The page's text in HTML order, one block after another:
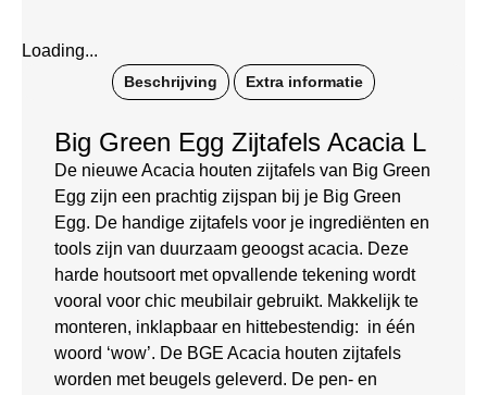
Loading...
Beschrijving Extra informatie
Big Green Egg Zijtafels Acacia L
De nieuwe Acacia houten zijtafels van Big Green
Egg zijn een prachtig zijspan bij je Big Green
Egg. De handige zijtafels voor je ingrediënten en
tools zijn van duurzaam geoogst acacia. Deze
harde houtsoort met opvallende tekening wordt
vooral voor chic meubilair gebruikt. Makkelijk te
monteren, inklapbaar en hittebestendig: in één
woord ‘wow’. De BGE Acacia houten zijtafels
worden met beugels geleverd. De pen- en